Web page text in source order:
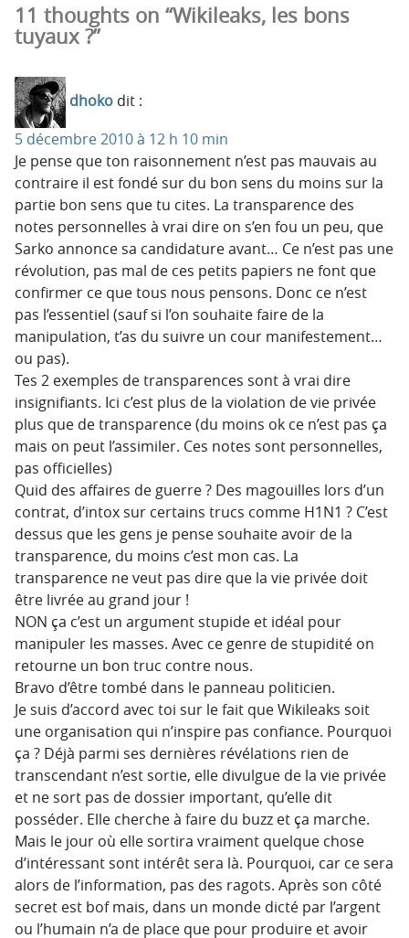
11 thoughts on “Wikileaks, les bons
tuyaux ?”
dhoko dit :
5 décembre 2010 à 12 h 10 min
Je pense que ton raisonnement n’est pas mauvais au
contraire il est fondé sur du bon sens du moins sur la
partie bon sens que tu cites. La transparence des
notes personnelles à vrai dire on s’en fou un peu, que
Sarko annonce sa candidature avant… Ce n’est pas une
révolution, pas mal de ces petits papiers ne font que
confirmer ce que tous nous pensons. Donc ce n’est
pas l’essentiel (sauf si l’on souhaite faire de la
manipulation, t’as du suivre un cour manifestement…
ou pas).
Tes 2 exemples de transparences sont à vrai dire
insignifiants. Ici c’est plus de la violation de vie privée
plus que de transparence (du moins ok ce n’est pas ça
mais on peut l’assimiler. Ces notes sont personnelles,
pas officielles)
Quid des affaires de guerre ? Des magouilles lors d’un
contrat, d’intox sur certains trucs comme H1N1 ? C’est
dessus que les gens je pense souhaite avoir de la
transparence, du moins c’est mon cas. La
transparence ne veut pas dire que la vie privée doit
être livrée au grand jour !
NON ça c’est un argument stupide et idéal pour
manipuler les masses. Avec ce genre de stupidité on
retourne un bon truc contre nous.
Bravo d’être tombé dans le panneau politicien.
Je suis d’accord avec toi sur le fait que Wikileaks soit
une organisation qui n’inspire pas confiance. Pourquoi
ça ? Déjà parmi ses dernières révélations rien de
transcendant n’est sortie, elle divulgue de la vie privée
et ne sort pas de dossier important, qu’elle dit
posséder. Elle cherche à faire du buzz et ça marche.
Mais le jour où elle sortira vraiment quelque chose
d’intéressant sont intérêt sera là. Pourquoi, car ce sera
alors de l’information, pas des ragots. Après son côté
secret est bof mais, dans un monde dicté par l’argent
ou l’humain n’a de place que pour produire et avoir